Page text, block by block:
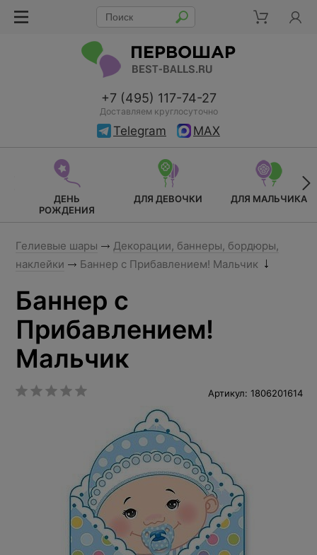
+7 (495) 117-74-27
Доставляем круглосуточно
Telegram MAX
ДЕНЬ
РОЖДЕНИЯ
ДЛЯ ДЕВОЧКИ ДЛЯ МАЛЬЧИКА
Гелиевые шары
Декорации, баннеры, бордюры,
наклейки
Баннер с Прибавлением! Мальчик
Баннер с
Прибавлением!
Мальчик
Артикул: 1806201614